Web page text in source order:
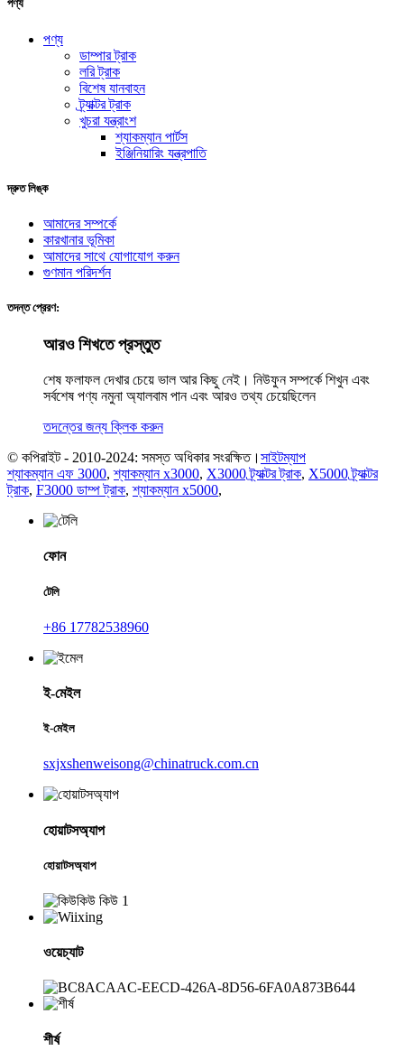
পণ্য
পণ্য
ডাম্পার ট্রাক
লরি ট্রাক
বিশেষ যানবাহন
ট্র্যাক্টর ট্রাক
খুচরা যন্ত্রাংশ
শ্যাকম্যান পার্টস
ইঞ্জিনিয়ারিং যন্ত্রপাতি
দ্রুত লিঙ্ক
আমাদের সম্পর্কে
কারখানার ভূমিকা
আমাদের সাথে যোগাযোগ করুন
গুণমান পরিদর্শন
তদন্ত প্রেরণ:
আরও শিখতে প্রস্তুত
শেষ ফলাফল দেখার চেয়ে ভাল আর কিছু নেই। নিউফুন সম্পর্কে শিখুন এবং
সর্বশেষ পণ্য নমুনা অ্যালবাম পান এবং আরও তথ্য চেয়েছিলেন
তদন্তের জন্য ক্লিক করুন
© কপিরাইট - 2010-2024: সমস্ত অধিকার সংরক্ষিত। সাইটম্যাপ
শ্যাকম্যান এফ 3000,শ্যাকম্যান x3000, X3000 ট্র্যাক্টর ট্রাক, X5000 ট্র্যাক্টর
ট্রাক, F3000 ডাম্প ট্রাক,শ্যাকম্যান x5000,
ফোন
টেলি
+86 17782538960
ই-মেইল
ই-মেইল
sxjxshenweisong@chinatruck.com.cn
হোয়াটসঅ্যাপ
হোয়াটসঅ্যাপ
ওয়েচ্যাট
শীর্ষ